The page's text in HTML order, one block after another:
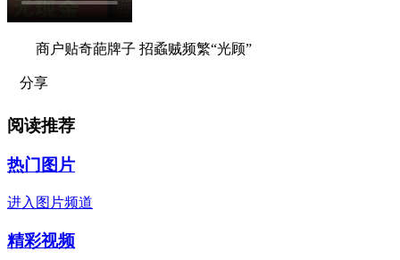
商户贴奇葩牌子 招蟊贼频繁“光顾”
分享
阅读推荐
热门图片
进入图片频道
精彩视频